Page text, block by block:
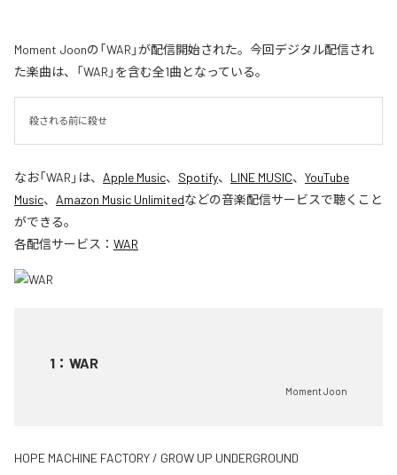
Moment Joonの「WAR」が配信開始された。今回デジタル配信され
た楽曲は、「WAR」を含む全1曲となっている。
殺される前に殺せ
なお「WAR 」は、 Apple Music、 Spotify、 LINE MUSIC、 YouTube
Music、 Amazon Music Unlimitedなどの音楽配信サービスで聴くこと
ができる。
各配信サービス： WAR
1 ： WAR
Moment Joon
HOPE MACHINE FACTORY / GROW UP UNDERGROUND